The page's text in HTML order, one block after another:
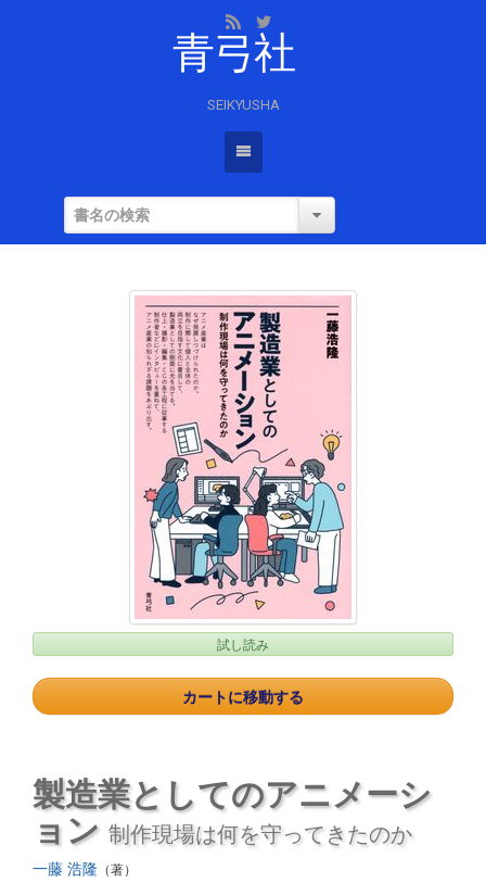
青弓社
SEIKYUSHA
試し読み
カートに移動する
製造業としてのアニメーシ
ョン 制作現場は何を守ってきたのか
一藤 浩隆 （著）